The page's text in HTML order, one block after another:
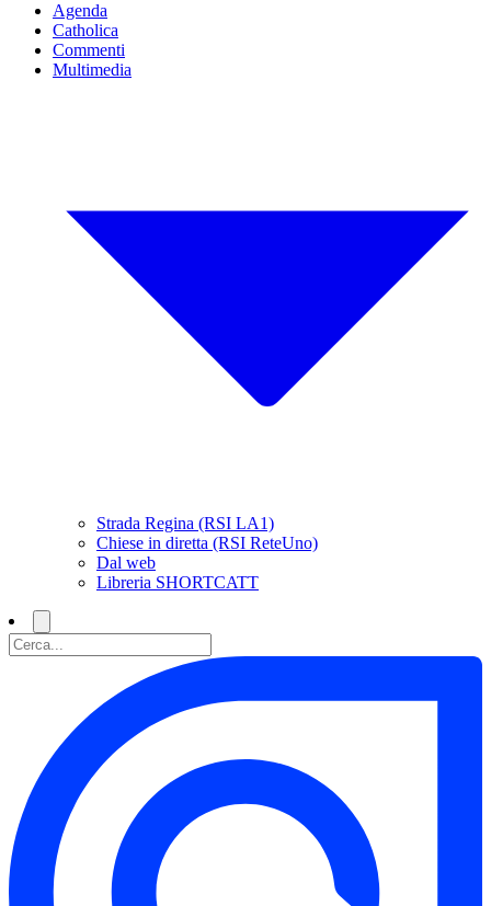
Agenda
Catholica
Commenti
Multimedia
Strada Regina (RSI LA1)
Chiese in diretta (RSI ReteUno)
Dal web
Libreria SHORTCATT